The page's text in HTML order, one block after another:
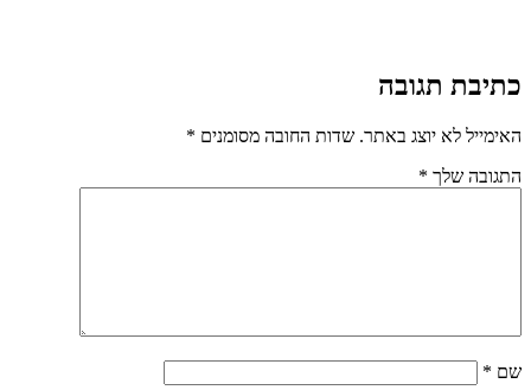
כתיבת תגובה
האימייל לא יוצג באתר. שדות החובה מסומנים *
התגובה שלך *
שם *